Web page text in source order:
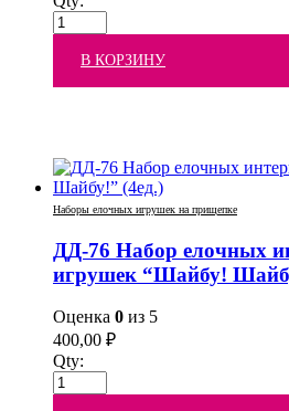
В КОРЗИНУ
Наборы елочных игрушек на прищепке
ДД-76 Набор елочных
игрушек “Шайбу!
Оценка 0 из 5
400,00 ₽
Qty: